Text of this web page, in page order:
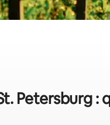
Petersburg :